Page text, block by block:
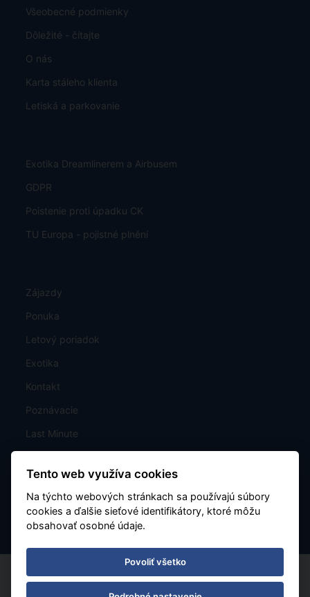
Všeobecné podmienky
Dôležité - čítajte
O nás
Karta stáleho klienta
Letiská a parkovanie
Exotika Dreamlinerem a Airbusem
GDPR
Poistenie proti úpadku CK
TU Europa - pojistné plnění
Zájazdy
Ponuka
Letový poriadok
Exotika
Kontakt
Poznávacie
Last Minute
Charterové letenky
Nastavenie cookies
Tento web využíva cookies
Na týchto webových stránkach sa používajú súbory
cookies a ďalšie sieťové identifikátory, ktoré môžu
obsahovať osobné údaje.
Povoliť všetko